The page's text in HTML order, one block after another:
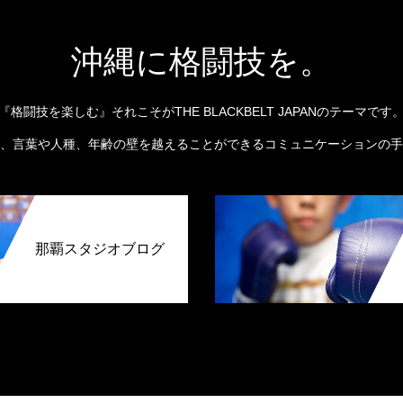
沖縄に格闘技を。
格闘技を楽しむ』それこそがTHE BLACKBELT JAPANのテーマです
言葉や人種、年齢の壁を越えることができるコミュニケーションの
那覇スタジオブログ